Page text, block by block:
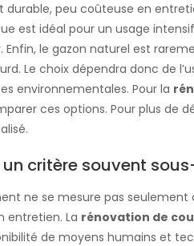
durable, peu coûteuse en
est idéal pour un usage
Enfin, le gazon naturel est
Le choix dépendra donc de
environnementales. Pour la
ces options. Pour plus de
.
un critère souvent
ne se mesure pas seulement
entretien. La rénovation de
de moyens humains et